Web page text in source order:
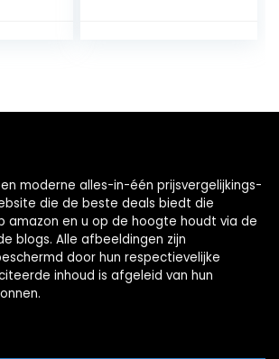
moderne alles-in-één prijsvergelijkings-
die de beste deals biedt die
amazon en u op de hoogte houdt via de
blogs. Alle afbeeldingen zijn
door hun respectievelijke
inhoud is afgeleid van hun